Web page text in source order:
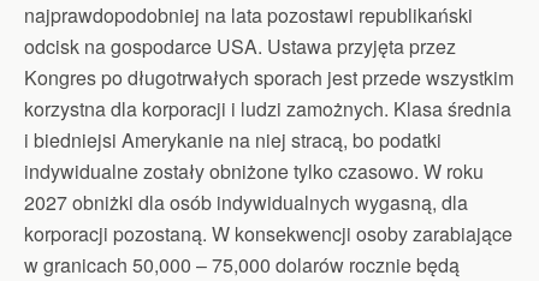
najprawdopodobniej na lata pozostawi republikański
odcisk na gospodarce USA. Ustawa przyjęta przez
Kongres po długotrwałych sporach jest przede wszystkim
korzystna dla korporacji i ludzi zamożnych. Klasa średnia
i biedniejsi Amerykanie na niej stracą, bo podatki
indywidualne zostały obniżone tylko czasowo. W roku
2027 obniżki dla osób indywidualnych wygasną, dla
korporacji pozostaną. W konsekwencji osoby zarabiające
w granicach 50,000 – 75,000 dolarów rocznie będą